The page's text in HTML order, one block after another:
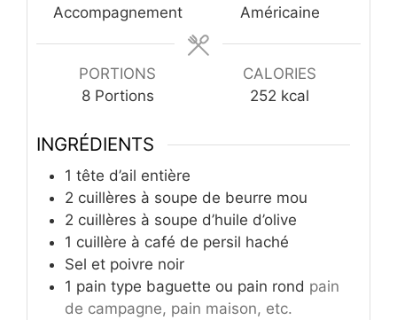
Accompagnement
Américaine
PORTIONS
8 Portions
CALORIES
252 kcal
INGRÉDIENTS
1 tête d’ail entière
2 cuillères à soupe de beurre mou
2 cuillères à soupe d’huile d’olive
1 cuillère à café de persil haché
Sel et poivre noir
1 pain type baguette ou pain rond pain
de campagne, pain maison, etc.